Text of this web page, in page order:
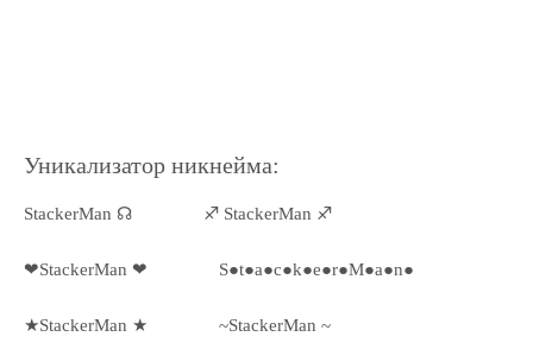
Уникализатор никнейма:
StackerMan ☊ ♐ StackerMan ♐
❤StackerMan ❤ S●t●a●c●k●e●r●M●a●n●
★StackerMan ★ ~StackerMan ~